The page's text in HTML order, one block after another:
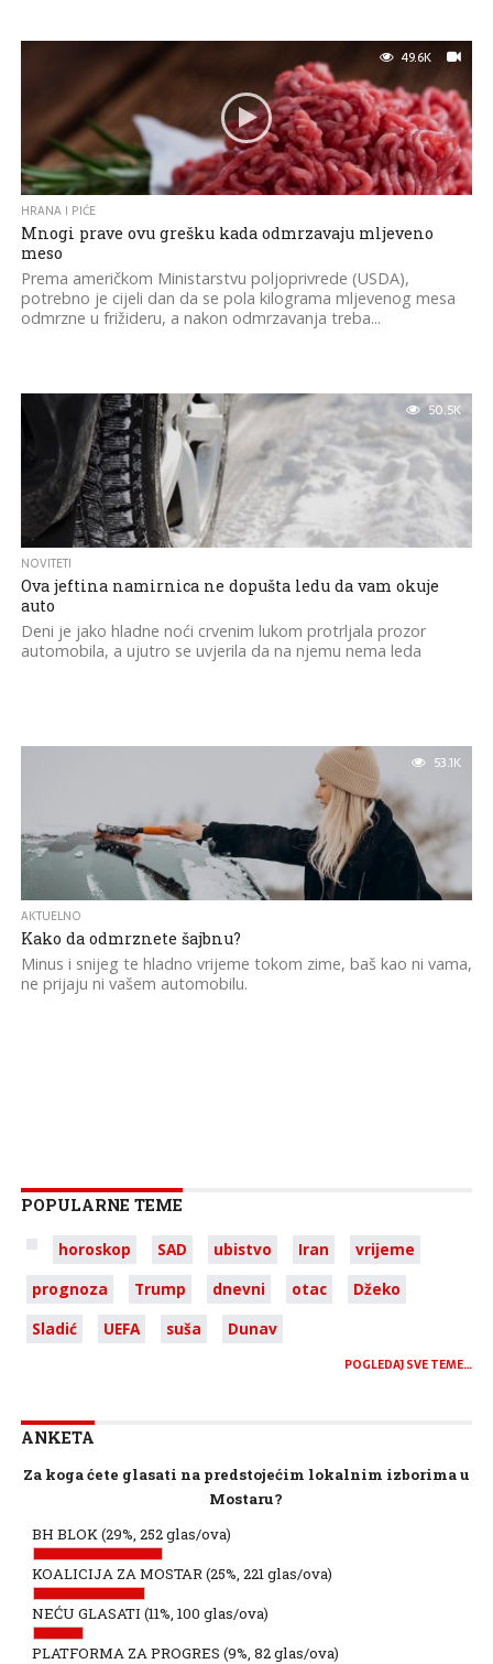
49.6K
HRANA I PIĆE
Mnogi prave ovu grešku kada odmrzavaju mljeveno
meso
Prema američkom Ministarstvu poljoprivrede (USDA),
potrebno je cijeli dan da se pola kilograma mljevenog mesa
odmrzne u frižideru, a nakon odmrzavanja treba...
50.5K
NOVITETI
Ova jeftina namirnica ne dopušta ledu da vam okuje
auto
Deni je jako hladne noći crvenim lukom protrljala prozor
automobila, a ujutro se uvjerila da na njemu nema leda
53.1K
AKTUELNO
Kako da odmrznete šajbnu?
Minus i snijeg te hladno vrijeme tokom zime, baš kao ni vama,
ne prijaju ni vašem automobilu.
POPULARNE TEME
horoskop SAD ubistvo Iran
vrijeme
prognoza
Trump dnevni otac
Džeko
Sladić
UEFA suša Dunav
POGLEDAJ SVE TEME…
ANKETA
Za koga ćete glasati na predstojećim lokalnim izborima u
Mostaru?
BH BLOK(29%, 252 glas/ova)
KOALICIJA ZA MOSTAR(25%, 221 glas/ova)
NEĆU GLASATI (11%, 100 glas/ova)
PLATFORMA ZA PROGRES (9%, 82 glas/ova)